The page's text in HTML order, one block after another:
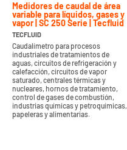
Medidores de caudal de área
variable para líquidos, gases y
vapor | SC 250 Serie | Tecfluid
TECFLUID
Caudalímetro para procesos
industriales de tratamientos de
aguas, circuitos de refrigeración y
calefacción, circuitos de vapor
saturado, centrales térmicas y
nucleares, hornos de tratamiento,
control de gases de combustión,
industrias químicas y petroquímicas,
papeleras y alimentarias.